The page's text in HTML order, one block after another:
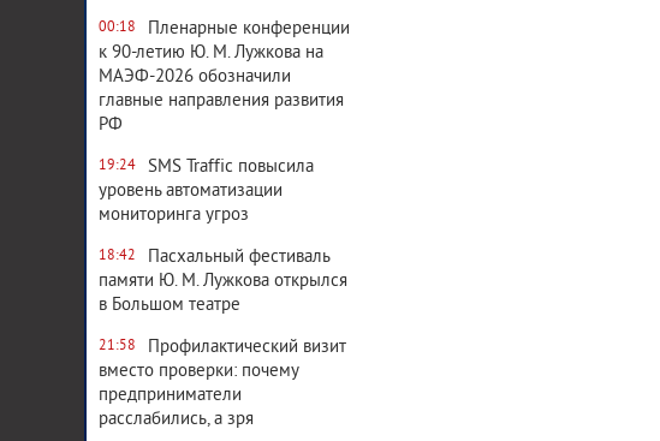
00:18
Пленарные конференции
к 90-летию Ю. М. Лужкова на
МАЭФ-2026 обозначили
главные направления развития
РФ
19:24
SMS Traffic повысила
уровень автоматизации
мониторинга угроз
18:42
Пасхальный фестиваль
памяти Ю. М. Лужкова открылся
в Большом театре
21:58
Профилактический визит
вместо проверки: почему
предприниматели
расслабились, а зря